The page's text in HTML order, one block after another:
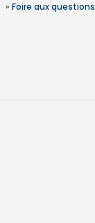
» Foire aux questions